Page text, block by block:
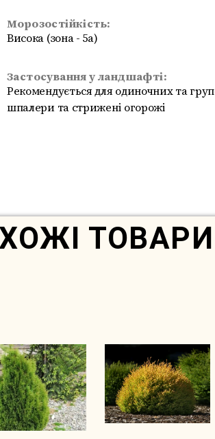
Морозостійкість:
Висока (зона - 5a)
Застосування у ландшафті:
Рекомендується для одиночних та
шпалери та стрижені огорожі
ТОВАРИ